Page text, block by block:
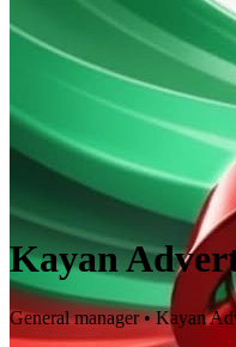
Kayan
General manager•Kayan